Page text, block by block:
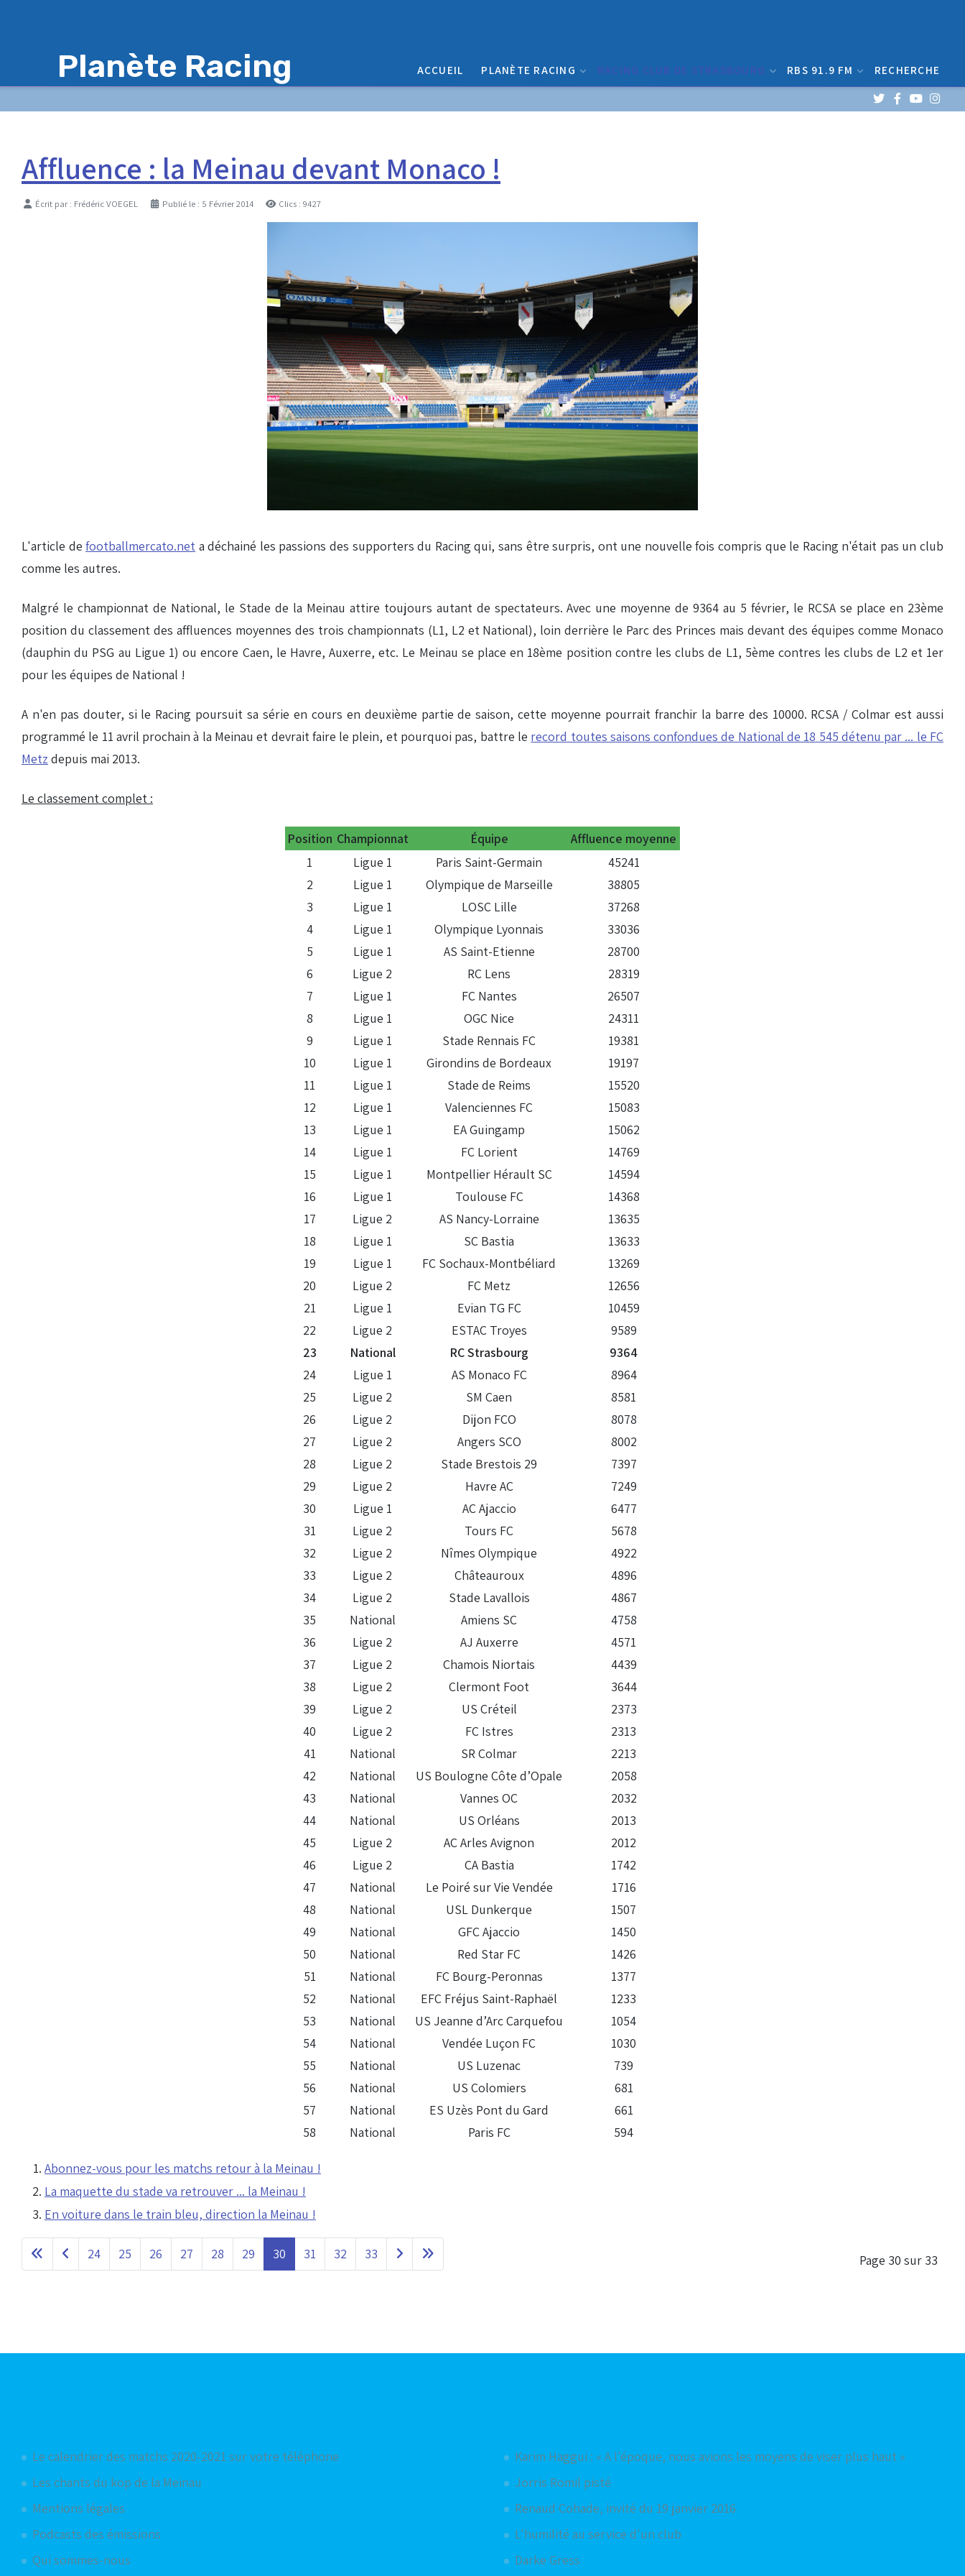
Planète Racing ACCUEIL PLANÈTE RACING RACING CLUB DE STRASBOURG RBS 91.9 FM RECHERCHE
Affluence : la Meinau devant Monaco !
DétailsÉcrit par : Frédéric VOEGEL Publié le : 5 Février 2014 Clics : 9427
L'article defootballmercato.net a déchainé les passions des supporters du Racing qui, sans être surpris, ont une nouvelle fois compris que le Racing n'était pas un club
comme les autres.
Malgré le championnat de National, le Stade de la Meinau attire toujours autant de spectateurs. Avec une moyenne de 9364 au 5 février, le RCSA se place en 23ème
position du classement des affluences moyennes des trois championnats (L1, L2 et National), loin derrière le Parc des Princes mais devant des équipes comme Monaco
(dauphin du PSG au Ligue 1) ou encore Caen, le Havre, Auxerre, etc. Le Meinau se place en 18ème position contre les clubs de L1, 5ème contres les clubs de L2 et 1er
pour les équipes de National !
A n'en pas douter, si le Racing poursuit sa série en cours en deuxième partie de saison, cette moyenne pourrait franchir la barre des 10000. RCSA / Colmar est aussi
programmé le 11 avril prochain à la Meinau et devrait faire le plein, et pourquoi pas, battre le record toutes saisons confondues de National de 18 545 détenu par ... le FC
Metz depuis mai 2013.
Le classement complet :
Position Championnat Équipe
Affluence moyenne
1
2
3
4
5
6
7
8
9
10
11
12
13
14
15
16
17
18
19
20
21
22
23
24
25
26
27
28
29
30
31
32
33
34
35
36
37
38
39
40
41
42
43
44
45
46
47
48
49
50
51
52
53
54
55
56
57
58
Ligue 1
Ligue 1
Ligue 1
Ligue 1
Ligue 1
Ligue 2
Ligue 1
Ligue 1
Ligue 1
Ligue 1
Ligue 1
Ligue 1
Ligue 1
Ligue 1
Ligue 1
Ligue 1
Ligue 2
Ligue 1
Ligue 1
Ligue 2
Ligue 1
Ligue 2
National
Ligue 1
Ligue 2
Ligue 2
Ligue 2
Ligue 2
Ligue 2
Ligue 1
Ligue 2
Ligue 2
Ligue 2
Ligue 2
National
Ligue 2
Ligue 2
Ligue 2
Ligue 2
Ligue 2
National
National
National
National
Ligue 2
Ligue 2
National
National
National
National
National
National
National
National
National
National
National
National
Paris Saint-Germain
Olympique de Marseille
LOSC Lille
Olympique Lyonnais
AS Saint-Etienne
RC Lens
FC Nantes
OGC Nice
Stade Rennais FC
Girondins de Bordeaux
Stade de Reims
Valenciennes FC
EA Guingamp
FC Lorient
Montpellier Hérault SC
Toulouse FC
AS Nancy-Lorraine
SC Bastia
FC Sochaux-Montbéliard
FC Metz
Evian TG FC
ESTAC Troyes
RC Strasbourg
AS Monaco FC
SM Caen
Dijon FCO
Angers SCO
Stade Brestois 29
Havre AC
AC Ajaccio
Tours FC
Nîmes Olympique
Châteauroux
Stade Lavallois
Amiens SC
AJ Auxerre
Chamois Niortais
Clermont Foot
US Créteil
FC Istres
SR Colmar
US Boulogne Côte d’Opale
Vannes OC
US Orléans
AC Arles Avignon
CA Bastia
Le Poiré sur Vie Vendée
USL Dunkerque
GFC Ajaccio
Red Star FC
FC Bourg-Peronnas
EFC Fréjus Saint-Raphaël
US Jeanne d’Arc Carquefou
Vendée Luçon FC
US Luzenac
US Colomiers
ES Uzès Pont du Gard
Paris FC
45241
38805
37268
33036
28700
28319
26507
24311
19381
19197
15520
15083
15062
14769
14594
14368
13635
13633
13269
12656
10459
9589
9364
8964
8581
8078
8002
7397
7249
6477
5678
4922
4896
4867
4758
4571
4439
3644
2373
2313
2213
2058
2032
2013
2012
1742
1716
1507
1450
1426
1377
1233
1054
1030
739
681
661
594
Abonnez-vous pour les matchs retour à la Meinau !
La maquette du stade va retrouver ... la Meinau !
En voiture dans le train bleu, direction la Meinau !
Page 30 sur 33
24 25 26 27 28 29 30 31 32 33
Le calendrier des matchs 2020-2021 sur votre téléphone
Les chants du kop de la Meinau
Mentions légales
Podcasts des émissions
Qui sommes-nous
Karim Haggui : « A l'époque, nous avions les moyens de viser plus haut »
Jorris Romil pisté
Renaud Cohade, invité du 19 janvier 2016
L'humilité au service d'un club
Darke Gress